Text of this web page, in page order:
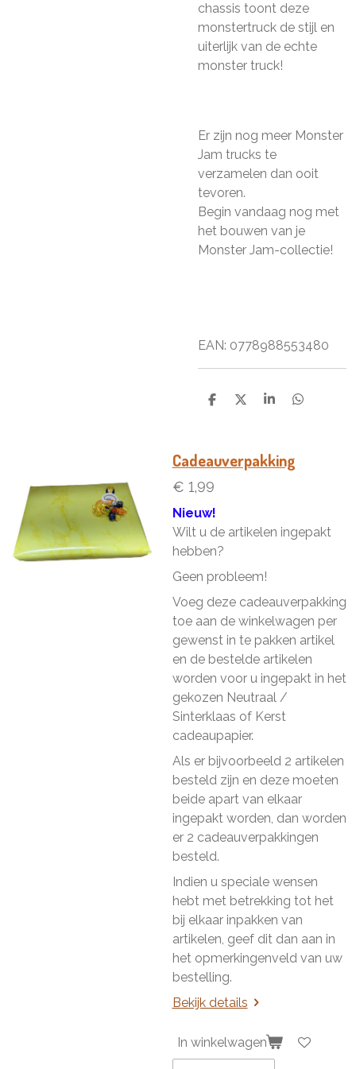
chassis toont deze
monstertruck de stijl en
uiterlijk van de echte
monster truck!
Er zijn nog meer Monster
Jam trucks te
verzamelen dan ooit
tevoren.
Begin vandaag nog met
het bouwen van je
Monster Jam-collectie!
EAN: 0778988553480
D
D
S
e
D
Cadeauverpakking
€ 1,99
Nieuw!
Wilt u de artikelen ingepakt
hebben?
Geen probleem!
Voeg deze cadeauverpakking
toe aan de winkelwagen per
gewenst in te pakken artikel
en de bestelde artikelen
worden voor u ingepakt in het
gekozen Neutraal /
Sinterklaas of Kerst
cadeaupapier.
Als er bijvoorbeeld 2 artikelen
besteld zijn en deze moeten
beide apart van elkaar
ingepakt worden, dan worden
er 2 cadeauverpakkingen
besteld.
Indien u speciale wensen
hebt met betrekking tot het
bij elkaar inpakken van
artikelen, geef dit dan aan in
het opmerkingenveld van uw
bestelling.
Bekijk details
In winkelwagen